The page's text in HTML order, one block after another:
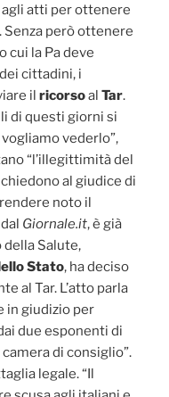
atti per ottenere
Senza però ottenere
cui la Pa deve
cittadini, i
il ricorsoal Tar.
di questi giorni si
vogliamo vederlo”,
“l’illegittimità del
al giudice di
noto il
Giornale.it, è già
Salute,
Stato, ha deciso
al Tar. L’atto parla
in giudizio per
due esponenti di
di consiglio”.
legale. “Il